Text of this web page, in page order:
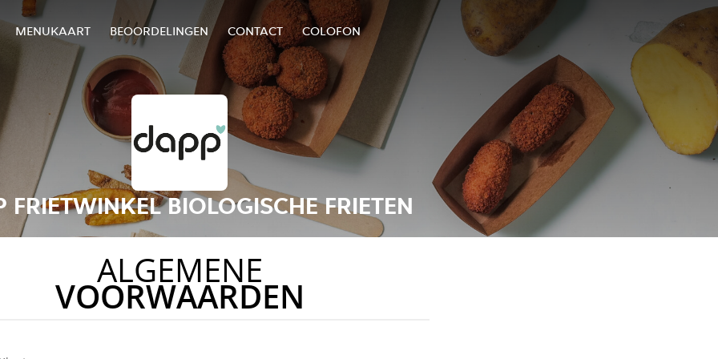
MENUKAART BEOORDELINGEN CONTACT COLOFON
FRIETWINKEL BIOLOGISCHE FRIETEN
ALGEMENE
VOORWAARDEN